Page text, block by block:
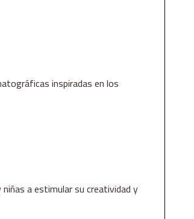
inspiradas en los
a estimular su creatividad y